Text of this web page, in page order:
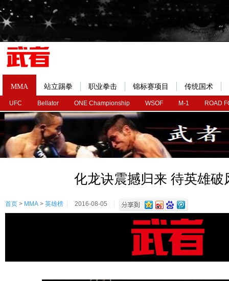
MMA
UFC Bellator ONE Championship WSOF M-1 ROAD
站立踢拳 职业拳击 锦标赛项目 传统国术
化龙诀震撼归来 待英雄破
首页 > MMA > 英雄榜 2016-08-05